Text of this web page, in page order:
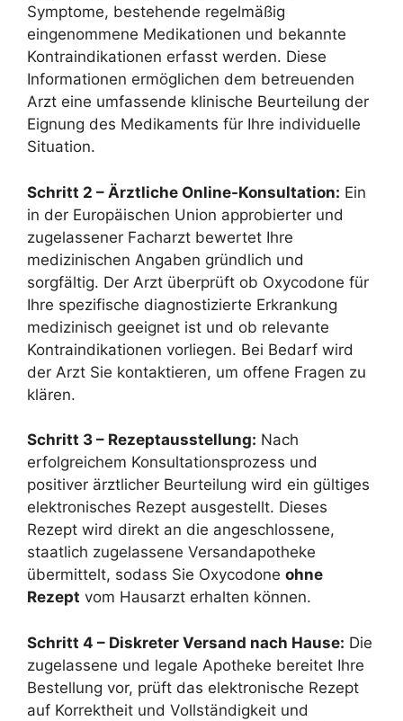
Symptome, bestehende regelmäßig
eingenommene Medikationen und bekannte
Kontraindikationen erfasst werden. Diese
Informationen ermöglichen dem betreuenden
Arzt eine umfassende klinische Beurteilung der
Eignung des Medikaments für Ihre individuelle
Situation.
Schritt 2 – Ärztliche Online-Konsultation: Ein
in der Europäischen Union approbierter und
zugelassener Facharzt bewertet Ihre
medizinischen Angaben gründlich und
sorgfältig. Der Arzt überprüft ob Oxycodone für
Ihre spezifische diagnostizierte Erkrankung
medizinisch geeignet ist und ob relevante
Kontraindikationen vorliegen. Bei Bedarf wird
der Arzt Sie kontaktieren, um offene Fragen zu
klären.
Schritt 3 – Rezeptausstellung: Nach
erfolgreichem Konsultationsprozess und
positiver ärztlicher Beurteilung wird ein gültiges
elektronisches Rezept ausgestellt. Dieses
Rezept wird direkt an die angeschlossene,
staatlich zugelassene Versandapotheke
übermittelt, sodass Sie Oxycodone ohne
Rezept vom Hausarzt erhalten können.
Schritt 4 – Diskreter Versand nach Hause: Die
zugelassene und legale Apotheke bereitet Ihre
Bestellung vor, prüft das elektronische Rezept
auf Korrektheit und Vollständigkeit und